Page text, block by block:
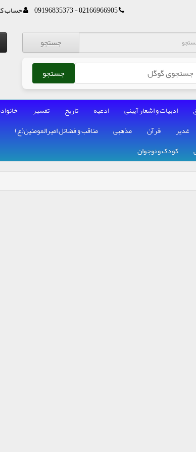
02166966905 - 09196835373 حساب
جستجو
جستجو
ادبیات و اشعار آیینی ادعیه تاریخ تفسیر
غدیر قرآن مذهبی مناقب و فضائل امیرالمومنین(ع)
کودک و نوجوان